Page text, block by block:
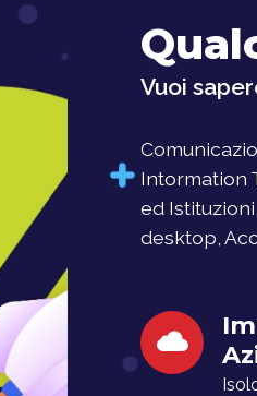
Vuoi
Intormation
ed
desktop,